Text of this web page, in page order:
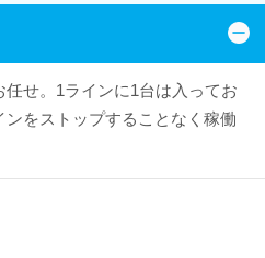
せ。1ラインに1台は入ってお
をストップすることなく稼働